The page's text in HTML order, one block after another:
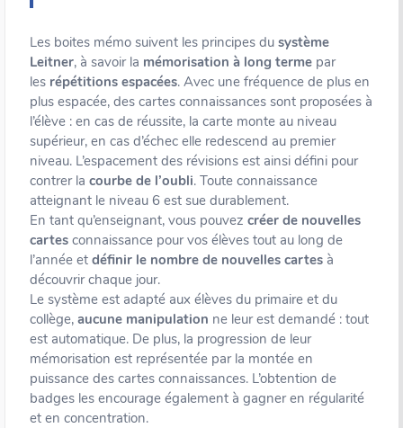
Les boites mémo suivent les principes du système
Leitner, à savoir la mémorisation à long terme par
les répétitions espacées. Avec une fréquence de plus en
plus espacée, des cartes connaissances sont proposées à
l’élève : en cas de réussite, la carte monte au niveau
supérieur, en cas d’échec elle redescend au premier
niveau. L’espacement des révisions est ainsi défini pour
contrer la courbe de l’oubli. Toute connaissance
atteignant le niveau 6 est sue durablement.
En tant qu’enseignant, vous pouvez créer de nouvelles
cartes connaissance pour vos élèves tout au long de
l’année et définir le nombre de nouvelles cartes à
découvrir chaque jour.
Le système est adapté aux élèves du primaire et du
collège, aucune manipulation ne leur est demandé : tout
est automatique. De plus, la progression de leur
mémorisation est représentée par la montée en
puissance des cartes connaissances. L’obtention de
badges les encourage également à gagner en régularité
et en concentration.